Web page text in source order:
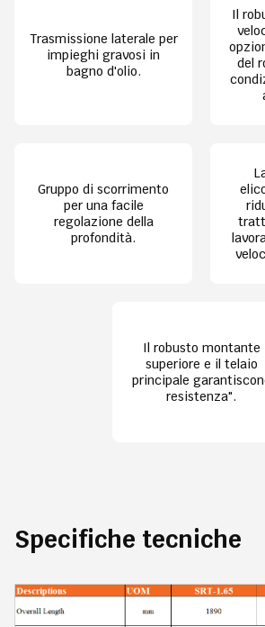
Trasmissione laterale per
impieghi gravosi in
bagno d'olio.
Il
del
Gruppo di scorrimento
per una facile
regolazione della
profondità.
Il robusto montante
superiore e il telaio
principale
resistenza".
Specifiche tecniche